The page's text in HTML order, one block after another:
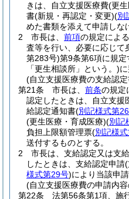
きは、自立支援医療費(更
書(新規・再認定・変更)(別
めた書類を添えて申請しな
2
市長は、 前項の規定によ
査等を行い、必要に応じて
第283号)第9条第6項に規
「更生相談所」という。)
(自立支援医療費の支給認
第21条
市長は、 前条の規定
認定したときは、自立支援
給認定通知書(別記様式第
(更生医療・育成医療)(別記
負担上限額管理票(別記様
送付するものとする。
2
市長は、支給認定又は支
したときは、支給認定申請(
様式第29号)により当該申
(自立支援医療費の申請内
第22条
法第56条第1項、施